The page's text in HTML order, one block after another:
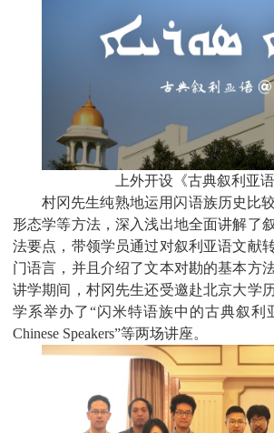
上外开设《古典叙利亚
村冈先生纯熟地运用闪语族历史比
形态学等方法，深入浅出地全面讲解了
法要点，带领学员通过对叙利亚语文献
门语言，并且介绍了文本对勘的基本方
讲学期间，村冈先生还受邀赴北京大学
学系举办了“闪米特语族中的古典叙利
Chinese Speakers”等两场讲座。